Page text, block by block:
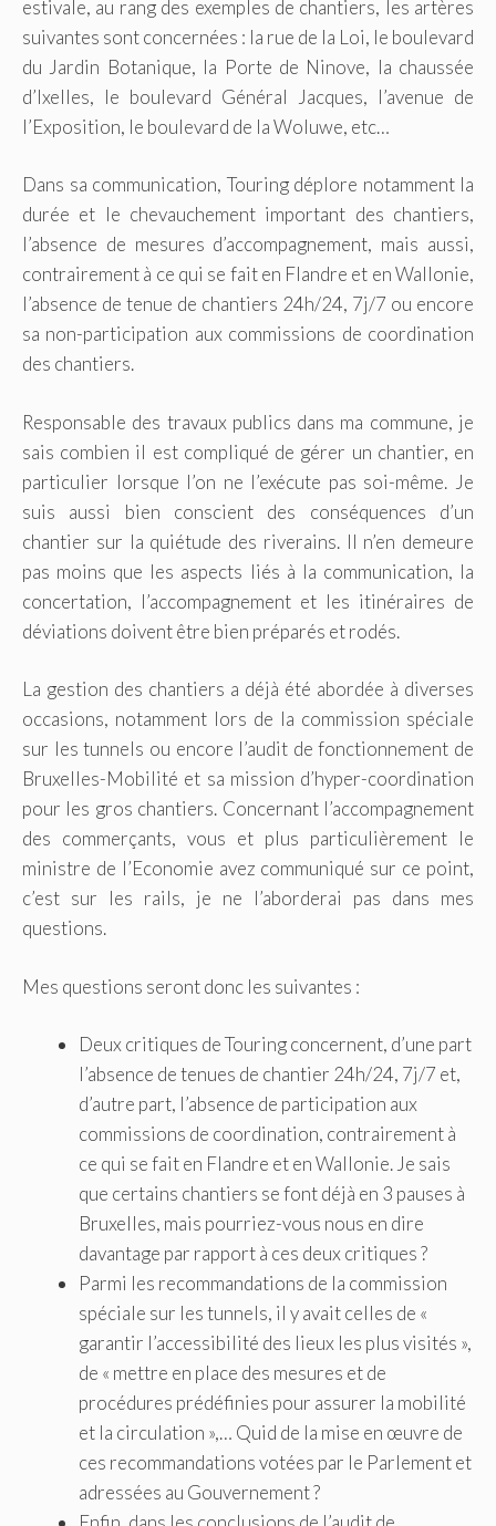
estivale, au rang des exemples de chantiers, les artères
suivantes sont concernées : la rue de la Loi, le boulevard
du Jardin Botanique, la Porte de Ninove, la chaussée
d’Ixelles, le boulevard Général Jacques, l’avenue de
l’Exposition, le boulevard de la Woluwe, etc…
Dans sa communication, Touring déplore notamment la
durée et le chevauchement important des chantiers,
l’absence de mesures d’accompagnement, mais aussi,
contrairement à ce qui se fait en Flandre et en Wallonie,
l’absence de tenue de chantiers 24h/24, 7j/7 ou encore
sa non-participation aux commissions de coordination
des chantiers.
Responsable des travaux publics dans ma commune, je
sais combien il est compliqué de gérer un chantier, en
particulier lorsque l’on ne l’exécute pas soi-même. Je
suis aussi bien conscient des conséquences d’un
chantier sur la quiétude des riverains. Il n’en demeure
pas moins que les aspects liés à la communication, la
concertation, l’accompagnement et les itinéraires de
déviations doivent être bien préparés et rodés.
La gestion des chantiers a déjà été abordée à diverses
occasions, notamment lors de la commission spéciale
sur les tunnels ou encore l’audit de fonctionnement de
Bruxelles-Mobilité et sa mission d’hyper-coordination
pour les gros chantiers. Concernant l’accompagnement
des commerçants, vous et plus particulièrement le
ministre de l’Economie avez communiqué sur ce point,
c’est sur les rails, je ne l’aborderai pas dans mes
questions.
Mes questions seront donc les suivantes :
Deux critiques de Touring concernent, d’une part
l’absence de tenues de chantier 24h/24, 7j/7 et,
d’autre part, l’absence de participation aux
commissions de coordination, contrairement à
ce qui se fait en Flandre et en Wallonie. Je sais
que certains chantiers se font déjà en 3 pauses à
Bruxelles, mais pourriez-vous nous en dire
davantage par rapport à ces deux critiques ?
Parmi les recommandations de la commission
spéciale sur les tunnels, il y avait celles de «
garantir l’accessibilité des lieux les plus visités »,
de « mettre en place des mesures et de
procédures prédéfinies pour assurer la mobilité
et la circulation »,… Quid de la mise en œuvre de
ces recommandations votées par le Parlement et
adressées au Gouvernement ?